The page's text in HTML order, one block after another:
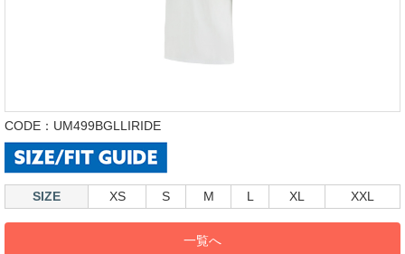
CODE：UM499BGLLIRIDE
SIZE XS S M L XL XXL
一覧へ